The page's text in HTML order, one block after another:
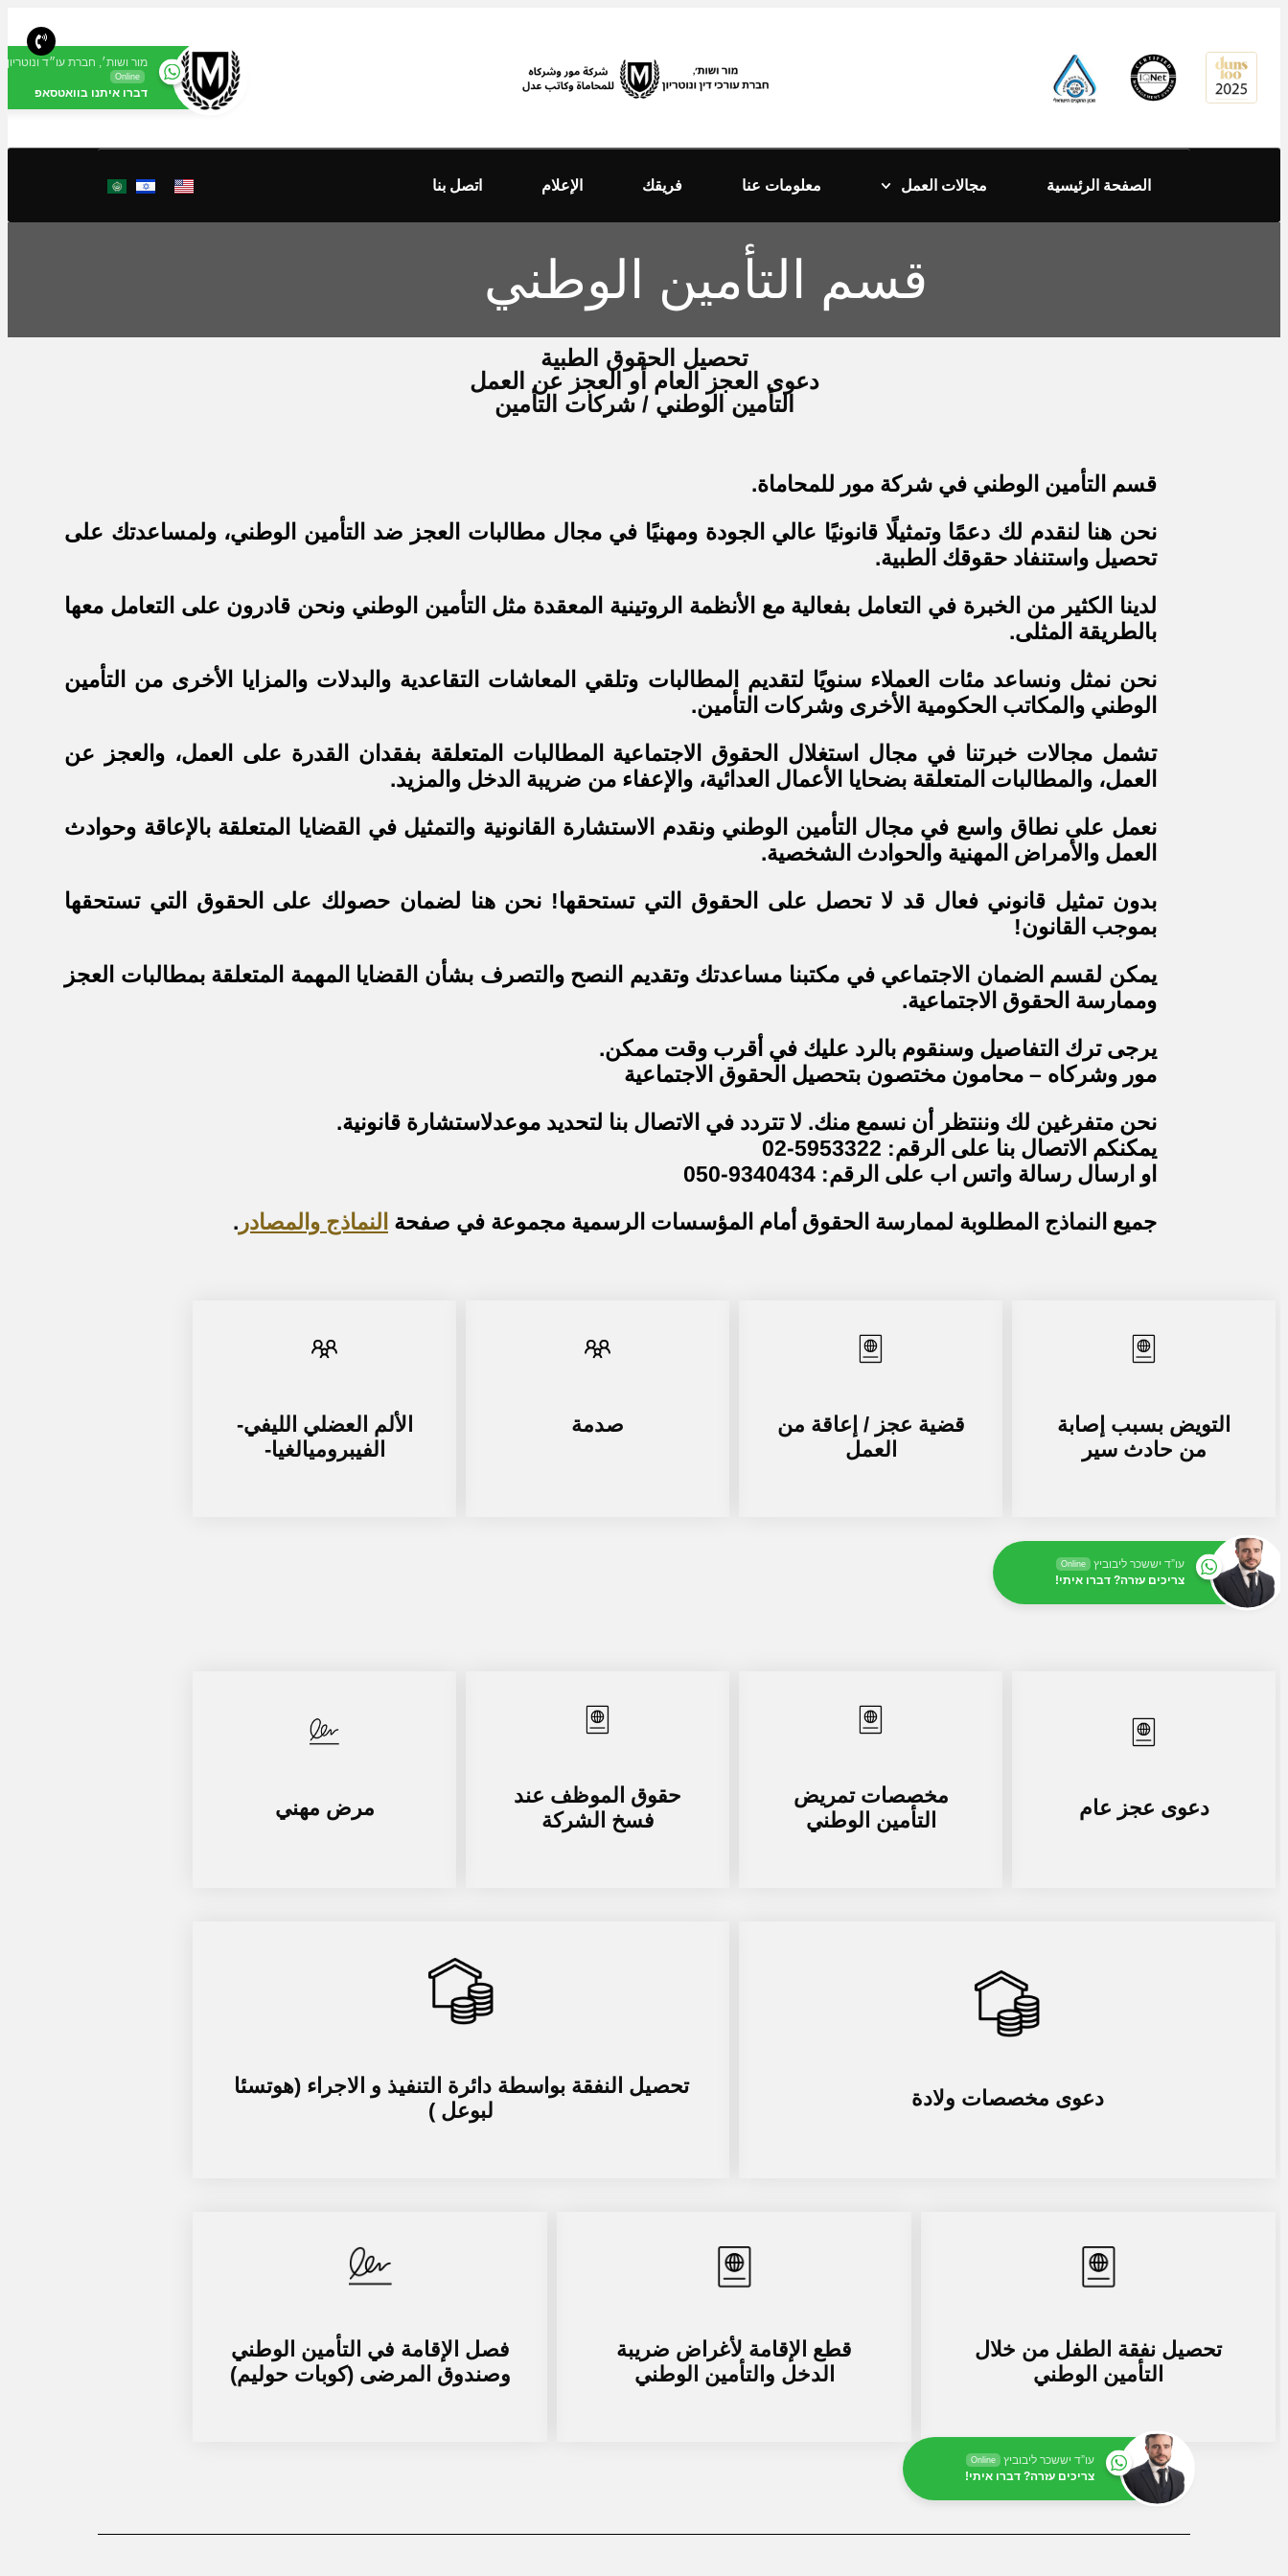
מור ושות׳, חברת עו״ד ונוטריון
Online
דברו איתנו בוואטסאפ
الصفحة الرئيسية مجالات العمل معلومات عنا فريقك الإعلام اتصل بنا
قسم التأمين الوطني
تحصيل الحقوق الطبية
دعوى العجز العام أو العجز عن العمل
التأمين الوطني / شركات التأمين
قسم التأمين الوطني في شركة مور للمحاماة.
نحن هنا لنقدم لك دعمًا وتمثيلًا قانونيًا عالي الجودة ومهنيًا في مجال مطالبات العجز ضد التأمين الوطني، ولمساعدتك على
تحصيل واستنفاد حقوقك الطبية.
لدينا الكثير من الخبرة في التعامل بفعالية مع الأنظمة الروتينية المعقدة مثل التأمين الوطني ونحن قادرون على التعامل معها
بالطريقة المثلى.
نحن نمثل ونساعد مئات العملاء سنويًا لتقديم المطالبات وتلقي المعاشات التقاعدية والبدلات والمزايا الأخرى من التأمين
الوطني والمكاتب الحكومية الأخرى وشركات التأمين.
تشمل مجالات خبرتنا في مجال استغلال الحقوق الاجتماعية المطالبات المتعلقة بفقدان القدرة على العمل، والعجز عن
العمل، والمطالبات المتعلقة بضحايا الأعمال العدائية، والإعفاء من ضريبة الدخل والمزيد.
نعمل على نطاق واسع في مجال التأمين الوطني ونقدم الاستشارة القانونية والتمثيل في القضايا المتعلقة بالإعاقة وحوادث
العمل والأمراض المهنية والحوادث الشخصية.
بدون تمثيل قانوني فعال قد لا تحصل على الحقوق التي تستحقها! نحن هنا لضمان حصولك على الحقوق التي تستحقها
بموجب القانون!
يمكن لقسم الضمان الاجتماعي في مكتبنا مساعدتك وتقديم النصح والتصرف بشأن القضايا المهمة المتعلقة بمطالبات العجز
وممارسة الحقوق الاجتماعية.
يرجى ترك التفاصيل وسنقوم بالرد عليك في أقرب وقت ممكن.
مور وشركاه – محامون مختصون بتحصيل الحقوق الاجتماعية
نحن متفرغين لك وننتظر أن نسمع منك. لا تتردد في الاتصال بنا لتحديد موعدلاستشارة قانونية.
يمكنكم الاتصال بنا على الرقم: 5953322-02
او ارسال رسالة واتس اب على الرقم: 9340434-050
جميع النماذج المطلوبة لممارسة الحقوق أمام المؤسسات الرسمية مجموعة في صفحة النماذج والمصادر .
التويض بسبب إصابة
من حادث سير
قضية عجز / إعاقة من
العمل
صدمة
الألم العضلي الليفي-
الفيبروميالغيا-
עו”ד יששכר ליבוביץ Online
צריכים עזרה? דברו איתי!
دعوى عجز عام
مخصصات تمريض
التأمين الوطني
حقوق الموظف عند
فسخ الشركة
مرض مهني
دعوى مخصصات ولادة
تحصيل النفقة بواسطة دائرة التنفيذ و الاجراء (هوتسئا
لبوعل )
تحصيل نفقة الطفل من خلال
التأمين الوطني
قطع الإقامة لأغراض ضريبة
الدخل والتأمين الوطني
فصل الإقامة في التأمين الوطني
وصندوق المرضى (كوبات حوليم)
עו”ד יששכר ליבוביץ Online
צריכים עזרה? דברו איתי!